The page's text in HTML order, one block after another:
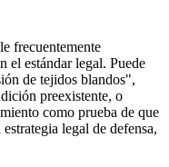
frecuentemente
el estándar legal. Puede
de tejidos blandos",
preexistente, o
como prueba de que
legal de defensa,